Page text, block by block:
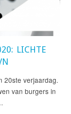
LICHTE
20ste verjaardag.
van burgers in